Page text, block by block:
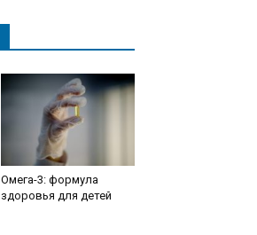
Омега-3: формула
здоровья для детей